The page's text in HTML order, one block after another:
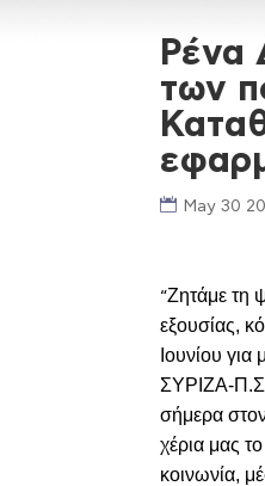
Ρένα
των
May 30
“Ζητάμε τη
εξουσίας,
Ιουνίου
ΣΥΡΙΖΑ-Π.Σ.
σήμερα
χέρια μας
κοινωνία,